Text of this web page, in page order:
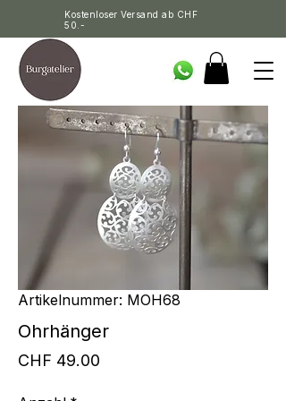
Kostenloser Versand ab CHF
50.-
Artikelnummer: MOH68
Ohrhänger
CHF 49.00